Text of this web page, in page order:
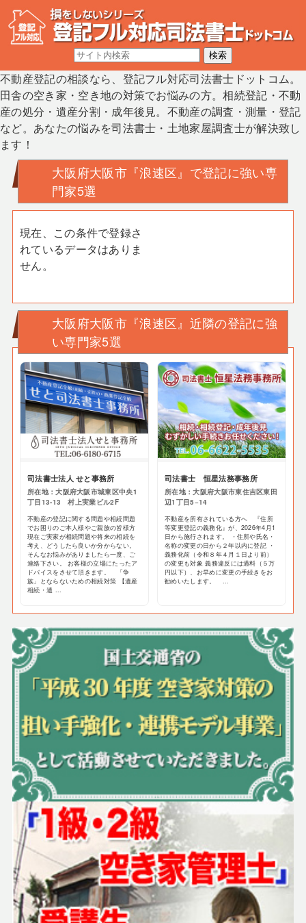
不動産登記の相談なら、登記フル対応司法書士ドットコム。
田舎の空き家・空き地の対策でお悩みの方。相続登記・不動
産の処分・遺産分割・成年後見。不動産の調査・測量・登記
など。あなたの悩みを司法書士・土地家屋調査士が解決致し
ます！
大阪府大阪市『浪速区』で登記に強い専
門家5選
現在、この条件で登録さ
れているデータはありま
せん。
大阪府大阪市『浪速区』近隣の登記に強
い専門家5選
司法書士法人 せと事務所
所在地：大阪府大阪市城東区中央1
丁目13-13 村上実業ビル2F
不動産の登記に関する問題や相続問題
でお困りのご本人様やご親族の皆様方
現在ご実家が相続問題や将来の相続を
考え、どうしたら良いか分からない。
そんなお悩みがありましたら一度、ご
連絡下さい。 お客様の立場にたったア
ドバイスをさせて頂きます。 「争
族」とならないための相続対策 【遺産
相続・遺 ...
司法書士 恒星法務事務所
所在地：大阪府大阪市東住吉区東田
辺1丁目5−14
不動産を所有されている方へ 『住所
等変更登記の義務化』が、2026年4月1
日から施行されます。 ・住所や氏名・
名称の変更の日から２年以内に登記 ・
義務化前（令和８年４月１日より前）
の変更も対象 義務違反には過料（５万
円以下）、お早めに変更の手続きをお
勧めいたします。 ...